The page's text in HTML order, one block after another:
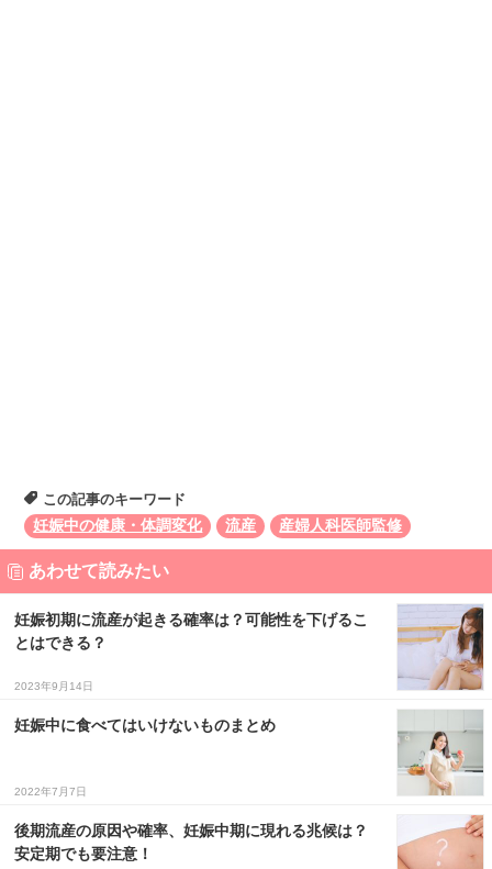
この記事のキーワード
妊娠中の健康・体調変化
流産 産婦人科医師監修
あわせて読みたい
妊娠初期に流産が起きる確率は？可能性を下げるこ
とはできる？
2023年9月14日
妊娠中に食べてはいけないものまとめ
2022年7月7日
後期流産の原因や確率、妊娠中期に現れる兆候は？
安定期でも要注意！